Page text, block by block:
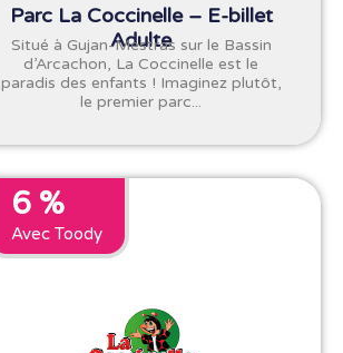
Parc La Coccinelle – E-billet
Adulte
Situé à Gujan-Mestras sur le Bassin
d’Arcachon, La Coccinelle est le
paradis des enfants ! Imaginez plutôt,
le premier parc...
6 %
Avec Toody